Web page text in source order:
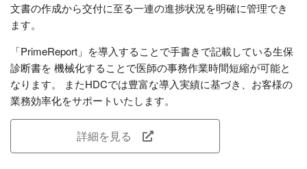
文書の作成から交付に至る一連の進捗状況を明確に管理でき
ます。
「PrimeReport」を導入することで手書きで記載している生保
診断書を 機械化することで医師の事務作業時間短縮が可能と
なります。 またHDCでは豊富な導入実績に基づき、お客様の
業務効率化をサポートいたします。
詳細を見る